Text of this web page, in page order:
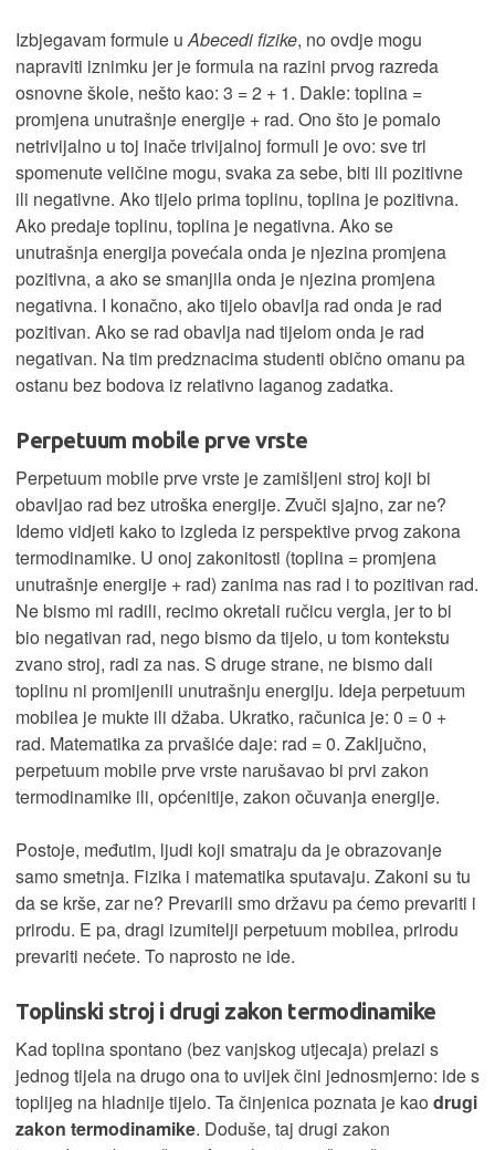
Izbjegavam formule uAbecedi fizike, no ovdje mogu
napraviti iznimku jer je formula na razini prvog razreda
osnovne škole, nešto kao: 3 = 2 + 1. Dakle: toplina =
promjena unutrašnje energije + rad. Ono što je pomalo
netrivijalno u toj inače trivijalnoj formuli je ovo: sve tri
spomenute veličine mogu, svaka za sebe, biti ili pozitivne
ili negativne. Ako tijelo prima toplinu, toplina je pozitivna.
Ako predaje toplinu, toplina je negativna. Ako se
unutrašnja energija povećala onda je njezina promjena
pozitivna, a ako se smanjila onda je njezina promjena
negativna. I konačno, ako tijelo obavlja rad onda je rad
pozitivan. Ako se rad obavlja nad tijelom onda je rad
negativan. Na tim predznacima studenti obično omanu pa
ostanu bez bodova iz relativno laganog zadatka.
Perpetuum mobile prve vrste
Perpetuum mobile prve vrste je zamišljeni stroj koji bi
obavljao rad bez utroška energije. Zvuči sjajno, zar ne?
Idemo vidjeti kako to izgleda iz perspektive prvog zakona
termodinamike. U onoj zakonitosti (toplina = promjena
unutrašnje energije + rad) zanima nas rad i to pozitivan rad.
Ne bismo mi radili, recimo okretali ručicu vergla, jer to bi
bio negativan rad, nego bismo da tijelo, u tom kontekstu
zvano stroj, radi za nas. S druge strane, ne bismo dali
toplinu ni promijenili unutrašnju energiju. Ideja perpetuum
mobilea je mukte ili džaba. Ukratko, računica je: 0 = 0 +
rad. Matematika za prvašiće daje: rad = 0. Zaključno,
perpetuum mobile prve vrste narušavao bi prvi zakon
termodinamike ili, općenitije, zakon očuvanja energije.
Postoje, međutim, ljudi koji smatraju da je obrazovanje
samo smetnja. Fizika i matematika sputavaju. Zakoni su tu
da se krše, zar ne? Prevarili smo državu pa ćemo prevariti i
prirodu. E pa, dragi izumitelji perpetuum mobilea, prirodu
prevariti nećete. To naprosto ne ide.
Toplinski stroj i drugi zakon termodinamike
Kad toplina spontano (bez vanjskog utjecaja) prelazi s
jednog tijela na drugo ona to uvijek čini jednosmjerno: ide s
toplijeg na hladnije tijelo. Ta činjenica poznata je kao drugi
zakon termodinamike. Doduše, taj drugi zakon